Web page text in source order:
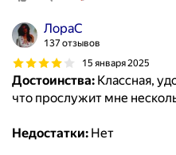
ЛораС
137 отзывов
15 января 2025
Достоинства: Классная,
что прослужит мне
Недостатки: Нет